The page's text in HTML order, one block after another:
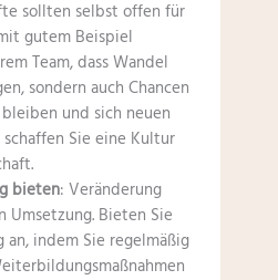
sollten selbst offen für
gutem Beispiel
Team, dass Wandel
sondern auch Chancen
und sich neuen
Sie eine Kultur
bieten: Veränderung
Bieten Sie
indem Sie regelmäßig